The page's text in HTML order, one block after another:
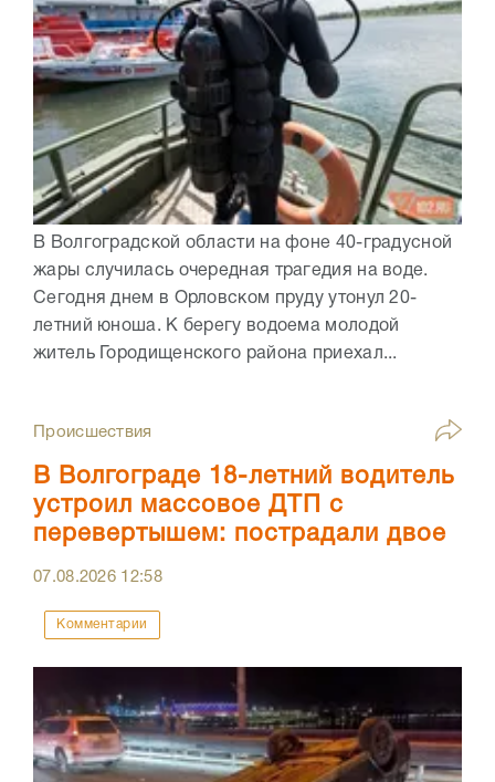
В Волгоградской области на фоне 40-градусной
жары случилась очередная трагедия на воде.
Сегодня днем в Орловском пруду утонул 20-
летний юноша. К берегу водоема молодой
житель Городищенского района приехал...
Происшествия
В Волгограде 18-летний водитель
устроил массовое ДТП с
перевертышем: пострадали двое
07.08.2026 12:58
Комментарии